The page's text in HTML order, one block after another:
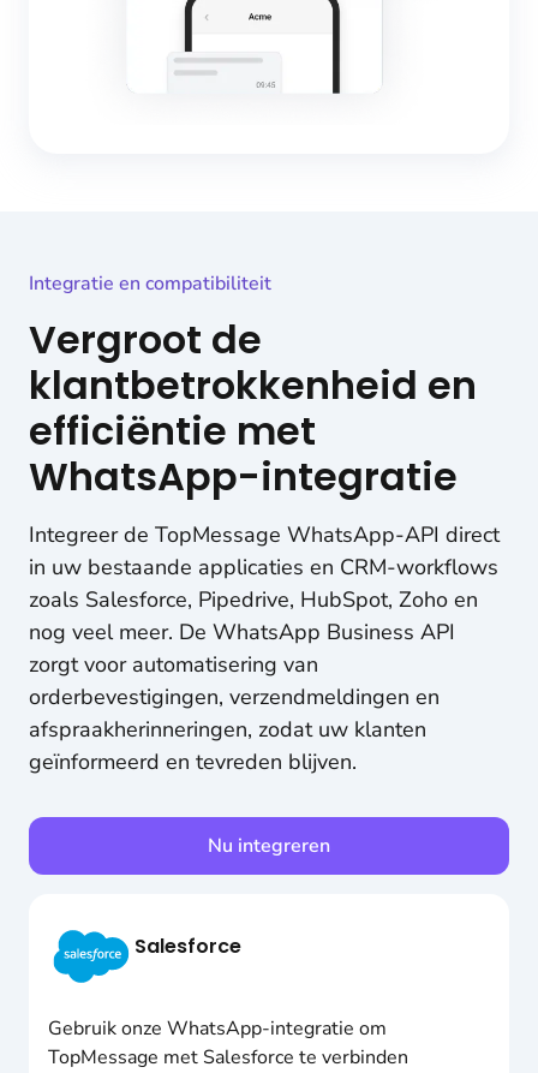
Integratie en compatibiliteit
Vergroot de
klantbetrokkenheid en
efficiëntie met
WhatsApp-integratie
Integreer de TopMessage WhatsApp-API direct
in uw bestaande applicaties en CRM-workflows
zoals Salesforce, Pipedrive, HubSpot, Zoho en
nog veel meer. De WhatsApp Business API
zorgt voor automatisering van
orderbevestigingen, verzendmeldingen en
afspraakherinneringen, zodat uw klanten
geïnformeerd en tevreden blijven.
Nu integreren
Salesforce
Gebruik onze WhatsApp-integratie om
TopMessage met Salesforce te verbinden